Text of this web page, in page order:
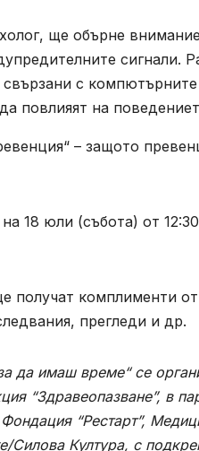
ще обърне
сигнали.
с
повлияят на
– защото
18 юли (събота) от
получат комплименти
прегледи и др.
да имаш време“ се
“Здравеопазване”, в
“Рестарт”,
Култура, с